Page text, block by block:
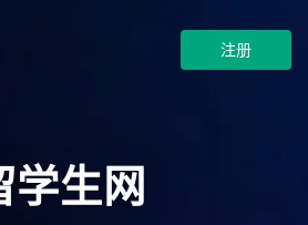
注册
学生网